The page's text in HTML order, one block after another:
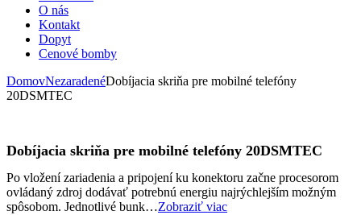
O nás
Kontakt
Dopyt
Cenové bomby
DomovNezaradenéDobíjacia skriňa pre mobilné telefóny
20DSMTEC
Dobíjacia skriňa pre mobilné telefóny 20DSMTEC
Po vložení zariadenia a pripojení ku konektoru začne procesorom
ovládaný zdroj dodávať potrebnú energiu najrýchlejším možným
spôsobom. Jednotlivé bunk…Zobraziť viac